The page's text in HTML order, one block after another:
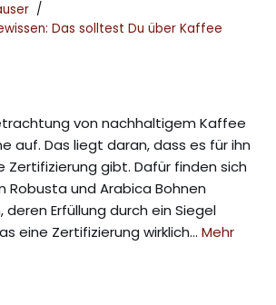
Das solltest Du über Kaffee
von nachhaltigem Kaffee
auf. Das liegt daran, dass es für ihn
Zertifizierung gibt. Dafür finden sich
Robusta und Arabica Bohnen
deren Erfüllung durch ein Siegel
eine Zertifizierung wirklich… Mehr